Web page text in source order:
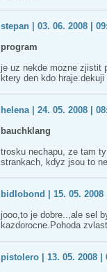
stepan | 03. 06. 2008 |
program
je uz nekde mozne zjistit
ktery den kdo hraje.dekuji
helena | 24. 05. 2008 |
bauchklang
trosku nechapu, ze tam
strankach, kdyz jsou to
bidlobond | 15. 05. 2008
jooo,to je dobre..,ale sel
kazdorocne.Pohoda
pistolero | 13. 05. 2008 |